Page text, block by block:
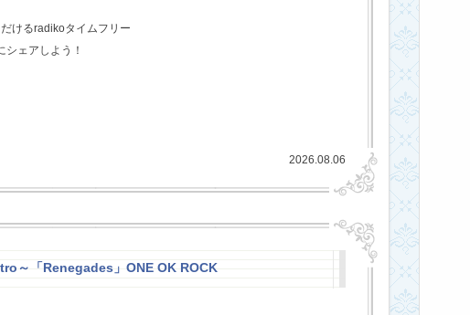
けるradikoタイムフリー
ェアしよう！
2026.08.06
～「Renegades」ONE OK ROCK